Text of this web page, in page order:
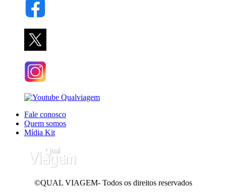
Fale conosco
Quem somos
Mídia Kit
©QUAL VIAGEM- Todos os direitos reservados